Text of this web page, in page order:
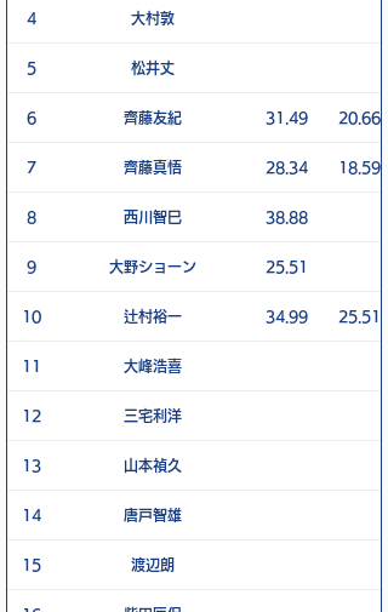
4 大村敦
5 松井丈
6 齊藤友紀 31.49 20.66
7 齊藤真悟 28.34 18.59
8 西川智巳 38.88
9 大野ショーン 25.51
10 辻村裕一 34.99 25.51
11 大峰浩喜
12 三宅利洋
13 山本禎久
14 唐戸智雄
15 渡辺朗